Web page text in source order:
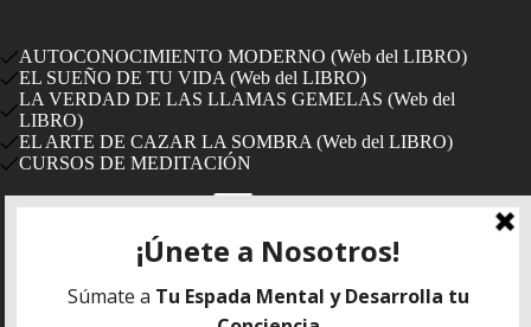
AUTOCONOCIMIENTO MODERNO (Web del LIBRO)
EL SUEÑO DE TU VIDA (Web del LIBRO)
LA VERDAD DE LAS LLAMAS GEMELAS (Web del
LIBRO)
EL ARTE DE CAZAR LA SOMBRA (Web del LIBRO)
CURSOS DE MEDITACIÓN